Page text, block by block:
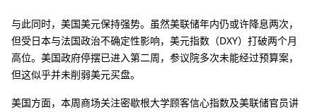
与此同时，美国美元保持强势。虽然美联储年内仍或许降息两次，
但受日本与法国政治不确定性影响，美元指数（DXY）打破两个月
高位。美国政府停摆已进入第二周，参议院多次未能经过预算案，
但这似乎并未削弱美元买盘。
美国方面，本周商场关注密歇根大学顾客信心指数及美联储官员讲